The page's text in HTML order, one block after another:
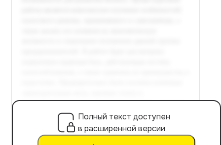
Полный текст доступен
в расширенной версии